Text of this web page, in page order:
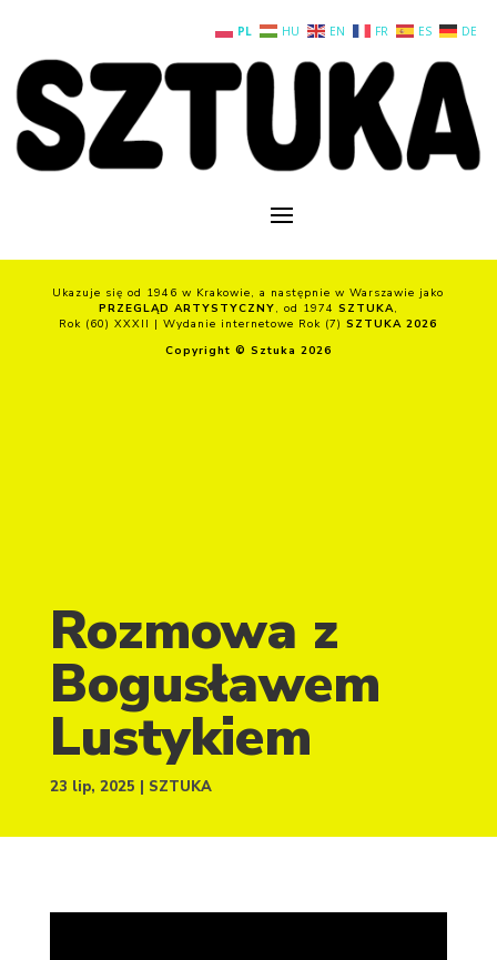
Ukazuje się od 1946 w Krakowie, a następnie w Warszawie jako
PRZEGLĄD ARTYSTYCZNY, od 1974 SZTUKA,
Rok (60) XXXII | Wydanie internetowe Rok (7)SZTUKA 2026
Copyright © Sztuka 2026
Rozmowa z
Bogusławem
Lustykiem
23 lip, 2025 SZTUKA
PL HU EN FR ES DE